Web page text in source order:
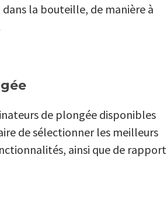
la bouteille, de manière à
de plongée disponibles
de sélectionner les meilleurs
ainsi que de rapport